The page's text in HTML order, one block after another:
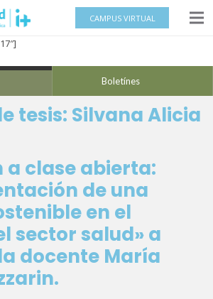
CAMPUS VIRTUAL
Boletínes
tesis: Silvana Alicia
a clase abierta:
de una
en el
sector salud» a
docente María